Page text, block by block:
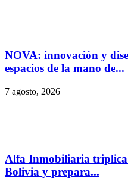
NOVA: innovación y
espacios de la mano de...
7 agosto, 2026
Alfa Inmobiliaria triplica
Bolivia y prepara...